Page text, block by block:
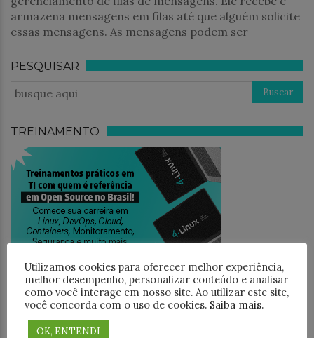
armazena mensagens em filas até que alguém solicite
essas mensagens. As mensagens podem ser
PESQUISAR
TREINAMENTO
JEDAICAST
Utilizamos cookies para oferecer melhor experiência,
melhor desempenho, personalizar conteúdo e analisar
como você interage em nosso site. Ao utilizar este site,
você concorda com o uso de cookies. Saiba mais.
OK, ENTENDI